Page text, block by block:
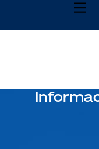
MENU
Français
日本語